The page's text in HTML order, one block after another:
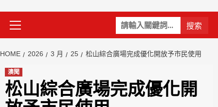
關
鍵
Primary
Menu
HOME 2026 3 月 25 松山綜合廣場完成優化開放予市民使用
澳聞
松山綜合廣場完成優化開